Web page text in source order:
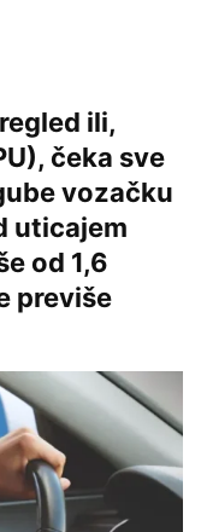
ili,
čeka sve
vozačku
uticajem
od 1,6
previše